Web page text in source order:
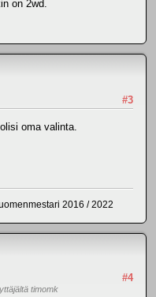
on 2wd.
#3
oma valinta.
2016 / 2022
#4
timomk